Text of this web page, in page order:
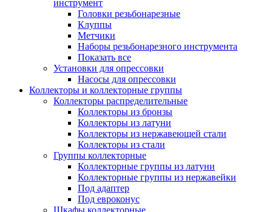
инструмент
Головки резьбонарезные
Клуппы
Метчики
Наборы резьбонарезного инструмента
Показать все
Установки для опрессовки
Насосы для опрессовки
Коллекторы и коллекторные группы
Коллекторы распределительные
Коллекторы из бронзы
Коллекторы из латуни
Коллекторы из нержавеющей стали
Коллекторы из стали
Группы коллекторные
Коллекторные группы из латуни
Коллекторные группы из нержавейки
Под адаптер
Под евроконус
Шкафы коллекторные